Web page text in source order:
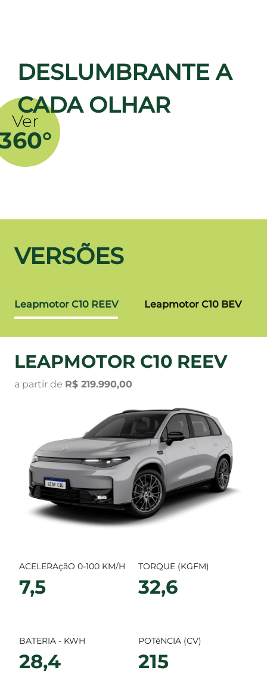
DESLUMBRANTE A
CADA OLHAR
Ver
VERSÕES
Leapmotor C10 REEV Leapmotor C10 BEV
LEAPMOTOR C10 REEV
a partir de R$ 219.990,00
ACELERAçãO 0-100 KM/H
7,5
TORQUE (KGFM)
32,6
BATERIA - KWH
28,4
POTêNCIA (CV)
215